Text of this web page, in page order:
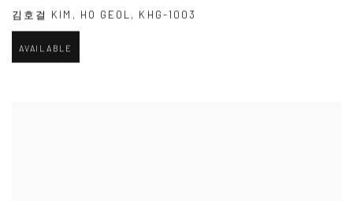
김호걸 KIM , HO GEOL, KHG-1003
AVAILABLE